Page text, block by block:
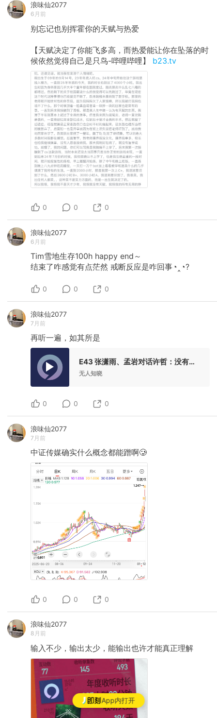
App内打开
浪味仙2077
6月前
别忘记也别挥霍你的天赋与热爱
【天赋决定了你能飞多高，而热爱能让你在坠落的时
候依然觉得自己是只鸟-哔哩哔哩】 b23.tv
0 0 0
浪味仙2077
6月前
Tim雪地生存100h happy end～
结束了咋感觉有点茫然 戒断反应是咋回事◔‸◔?
0 0 0
浪味仙2077
7月前
再听一遍，如其所是
E43 张潇雨、孟岩对话许哲：没有更好的生活
无人知晓
0 0 0
浪味仙2077
7月前
中证传媒确实什么概念都能蹭啊🥲
0 0 0
浪味仙2077
8月前
输入不少，输出太少，能输出也许才能真正理解